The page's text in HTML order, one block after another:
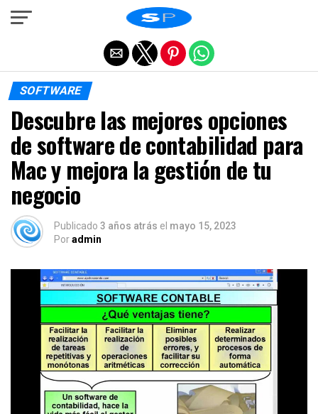
SOFTWARE
Descubre las mejores opciones
de software de contabilidad para
Mac y mejora la gestión de tu
negocio
Publicado 3 años atrás el mayo 15, 2023
Poradmin
Salir de la versión móvil